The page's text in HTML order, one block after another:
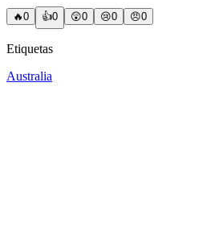
🔥0 👍0 😲0 😢0 😠0
Etiquetas
Australia